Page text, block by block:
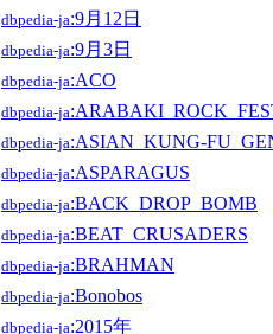
dbpedia-ja:9月12日
dbpedia-ja:9月3日
dbpedia-ja:ACO
dbpedia-ja
dbpedia-ja:ASIAN_KUNG-
dbpedia-ja:ASPARAGUS
dbpedia-ja:BACK_DROP_BOMB
dbpedia-ja:BEAT_CRUSADERS
dbpedia-ja:BRAHMAN
dbpedia-ja:Bonobos
dbpedia-ja:2015年